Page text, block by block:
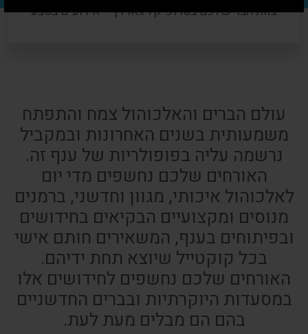
צוות הבר שלכם בטרופיקל גארדן – אירועים בטבע
עולם הברים והאלכוהול צמח והתפתח
משמעותית בשנים האחרונות ובמקביל
נרשמה עליה בפופולריות של ענף זה.
האורחים שלכם נחשפים מדי יום
לאלכוהול איכותי, מגוון וחדשני, ברמנים
מנוסים ומקצועיים הבקיאים בחידושים
ובפיתוחים בענף, המשאירים חותם אישי
בכל קוקטייל שיוצא תחת ידיהם.
האורחים שלכם נחשפים לחידושים אלו
במסעדות היוקרתיות ובברים החדשניים
בהם הם מבלים מעת לעת.